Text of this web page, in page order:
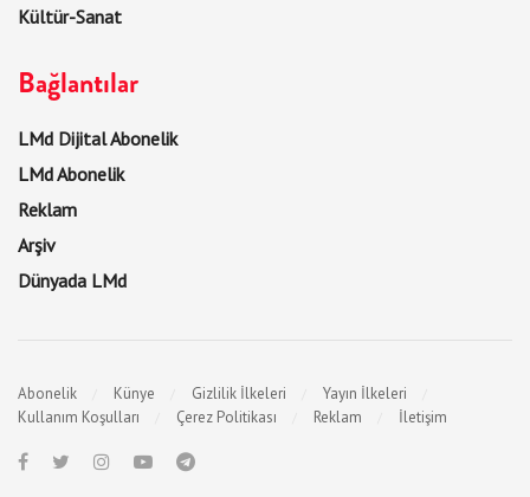
Kültür-Sanat
Bağlantılar
LMd Dijital Abonelik
LMd Abonelik
Reklam
Arşiv
Dünyada LMd
Abonelik Künye Gizlilik İlkeleri
Yayın İlkeleri
Kullanım Koşulları
Çerez Politikası Reklam İletişim